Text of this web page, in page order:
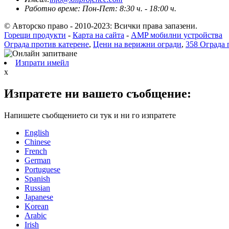
Работно време: Пон-Пет: 8:30 ч. - 18:00 ч.
© Авторско право - 2010-2023: Всички права запазени.
Горещи продукти - Карта на сайта - AMP мобилни устройства
Ограда против катерене, Цени на верижни огради, 358 Ограда
Изпрати имейл
x
Изпратете ни вашето съобщение:
Напишете съобщението си тук и ни го изпратете
English
Chinese
French
German
Portuguese
Spanish
Russian
Japanese
Korean
Arabic
Irish